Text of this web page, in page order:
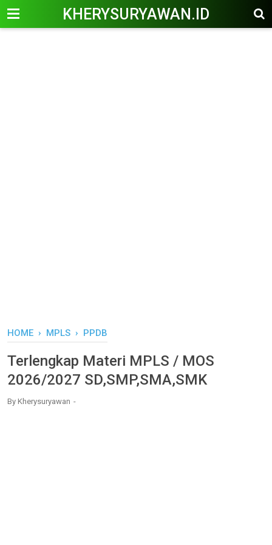
KHERYSURYAWAN.ID
HOME › MPLS › PPDB
Terlengkap Materi MPLS / MOS
2026/2027 SD,SMP,SMA,SMK
By Kherysuryawan